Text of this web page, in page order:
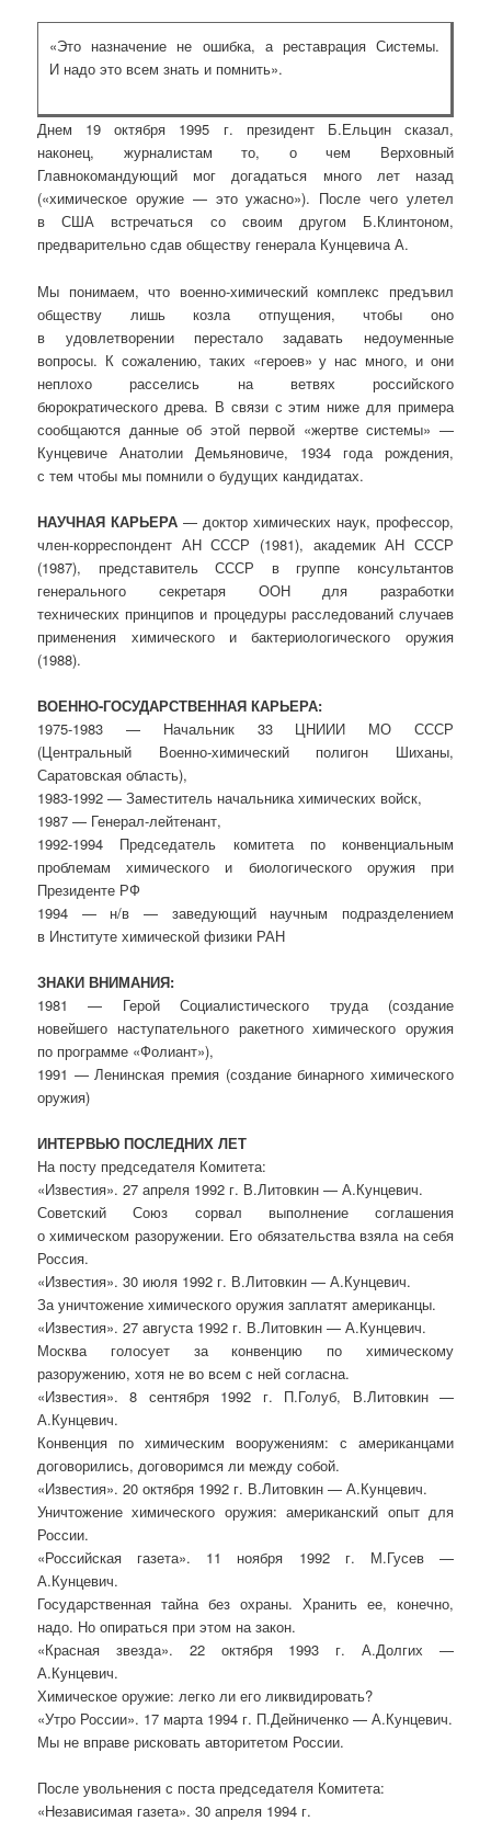
«Это назначение не ошибка, а реставрация Системы.
И надо это всем знать и помнить».
Днем 19 октября 1995 г. президент Б.Ельцин сказал,
наконец, журналистам то, о чем Верховный
Главнокомандующий мог догадаться много лет назад
(«химическое оружие — это ужасно»). После чего улетел
в США встречаться со своим другом Б.Клинтоном,
предварительно сдав обществу генерала Кунцевича А.
Мы понимаем, что военно-химический комплекс предъвил
обществу лишь козла отпущения, чтобы оно
в удовлетворении перестало задавать недоуменные
вопросы. К сожалению, таких «героев» у нас много, и они
неплохо расселись на ветвях российского
бюрократического древа. В связи с этим ниже для примера
сообщаются данные об этой первой «жертве системы» —
Кунцевиче Анатолии Демьяновиче, 1934 года рождения,
с тем чтобы мы помнили о будущих кандидатах.
НАУЧНАЯ КАРЬЕРА — доктор химических наук, профессор,
член-корреспондент АН СССР (1981), академик АН СССР
(1987), представитель СССР в группе консультантов
генерального секретаря ООН для разработки
технических принципов и процедуры расследований случаев
применения химического и бактериологического оружия
(1988).
ВОЕННО-ГОСУДАРСТВЕННАЯ КАРЬЕРА:
1975-1983 — Начальник 33 ЦНИИИ МО СССР
(Центральный Военно-химический полигон Шиханы,
Саратовская область),
1983-1992 — Заместитель начальника химических войск,
1987 — Генерал-лейтенант,
1992-1994 Председатель комитета по конвенциальным
проблемам химического и биологического оружия при
Президенте РФ
1994 — н/в — заведующий научным подразделением
в Институте химической физики РАН
ЗНАКИ ВНИМАНИЯ:
1981 — Герой Социалистического труда (создание
новейшего наступательного ракетного химического оружия
по программе «Фолиант»),
1991 — Ленинская премия (создание бинарного химического
оружия)
ИНТЕРВЬЮ ПОСЛЕДНИХ ЛЕТ
На посту председателя Комитета:
«Известия». 27 апреля 1992 г. В.Литовкин — А.Кунцевич.
Советский Союз сорвал выполнение соглашения
о химическом разоружении. Его обязательства взяла на себя
Россия.
«Известия». 30 июля 1992 г. В.Литовкин — А.Кунцевич.
За уничтожение химического оружия заплатят американцы.
«Известия». 27 августа 1992 г. В.Литовкин — А.Кунцевич.
Москва голосует за конвенцию по химическому
разоружению, хотя не во всем с ней согласна.
«Известия». 8 сентября 1992 г. П.Голуб, В.Литовкин —
А.Кунцевич.
Конвенция по химическим вооружениям: с американцами
договорились, договоримся ли между собой.
«Известия». 20 октября 1992 г. В.Литовкин — А.Кунцевич.
Уничтожение химического оружия: американский опыт для
России.
«Российская газета». 11 ноября 1992 г. М.Гусев —
А.Кунцевич.
Государственная тайна без охраны. Хранить ее, конечно,
надо. Но опираться при этом на закон.
«Красная звезда». 22 октября 1993 г. А.Долгих —
А.Кунцевич.
Химическое оружие: легко ли его ликвидировать?
«Утро России». 17 марта 1994 г. П.Дейниченко — А.Кунцевич.
Мы не вправе рисковать авторитетом России.
После увольнения с поста председателя Комитета:
«Независимая газета». 30 апреля 1994 г.